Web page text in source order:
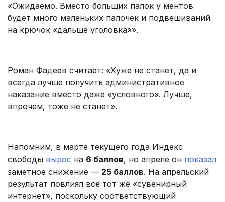
«Ожидаемо. Вместо больших палок у ментов
будет много маленьких палочек и подвешиваний
на крючок «дальше уголовка»».
Роман Фадеев считает: «Хуже не станет, да и
всегда лучше получить административное
наказание вместо даже «условного». Лучше,
впрочем, тоже не станет».
Напомним, в марте текущего года Индекс
свободы вырос на 6 баллов, но апреле он показал
заметное снижение — 25 баллов. На апрельский
результат повлиял всё тот же «сувенирный
интернет», поскольку соответствующий